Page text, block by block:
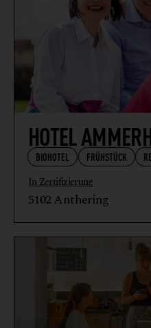
HOTEL
BIOHOTEL FRÜHSTÜCK
In Zertifizierung
5102 Anthering